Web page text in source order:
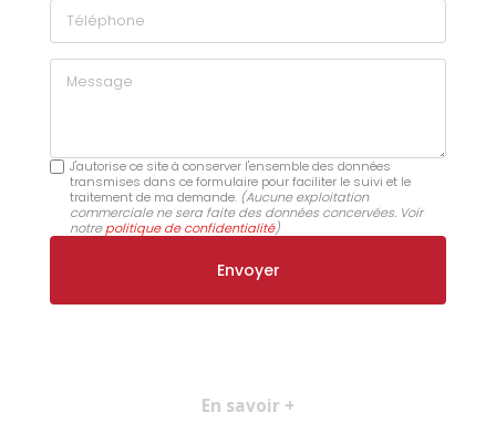
Téléphone
Message
J'autorise ce site à conserver l'ensemble des données
transmises dans ce formulaire pour faciliter le suivi et le
traitement de ma demande. (Aucune exploitation
commerciale ne sera faite des données concervées. Voir
notrepolitique de confidentialité)
En savoir +